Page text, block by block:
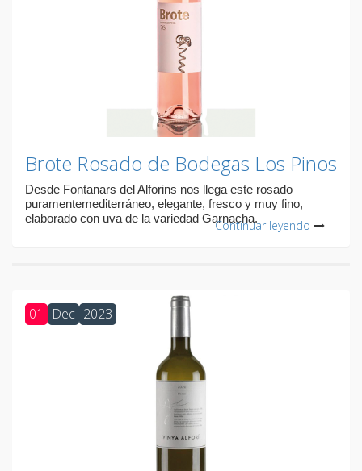
Brote Rosado de Bodegas Los Pinos
Desde Fontanars del Alforins nos llega este rosado
puramentemediterráneo, elegante, fresco y muy fino,
elaborado con uva de la variedad Garnacha.Continuar leyendo
01 Dec 2023